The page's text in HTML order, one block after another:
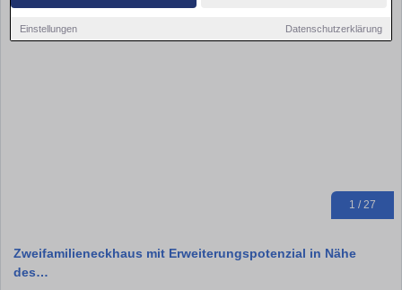
Einstellungen Datenschutzerklärung
1 / 27
Zweifamilieneckhaus mit Erweiterungspotenzial in Nähe
des…